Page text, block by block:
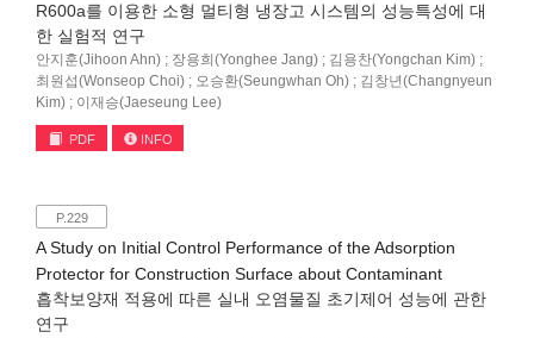
R600a를 이용한 소형 멀티형 냉장고 시스템의 성능특성에 대
한 실험적 연구
안지훈(Jihoon Ahn) ; 장용희(Yonghee Jang) ; 김용찬(Yongchan Kim) ;
최원섭(Wonseop Choi) ; 오승환(Seungwhan Oh) ; 김창년(Changnyeun
Kim) ; 이재승(Jaeseung Lee)
PDF INFO
P.229
A Study on Initial Control Performance of the Adsorption
Protector for Construction Surface about Contaminant
흡착보양재 적용에 따른 실내 오염물질 초기제어 성능에 관한
연구